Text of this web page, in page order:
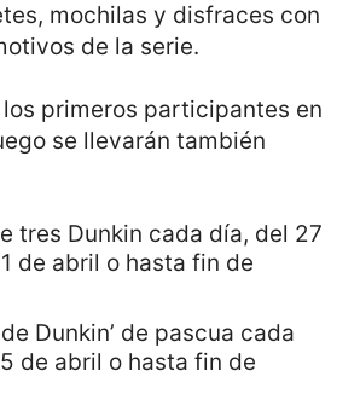
mochilas y disfraces con
de la serie.
los primeros participantes en
se llevarán también
tres Dunkin cada día, del 27
de abril o hasta fin de
Dunkin’ de pascua cada
de abril o hasta fin de